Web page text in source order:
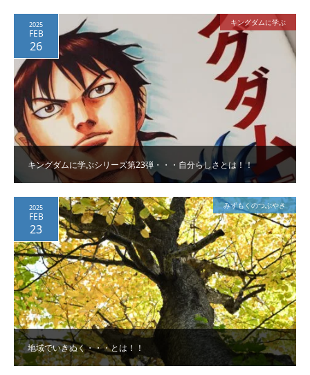
キングダムに学ぶシリーズ第23弾・・・自分らしさとは！！
2025
FEB
26
キングダムに学ぶ
地域でいきぬく・・・とは！！
2025
FEB
23
みずもくのつぶやき